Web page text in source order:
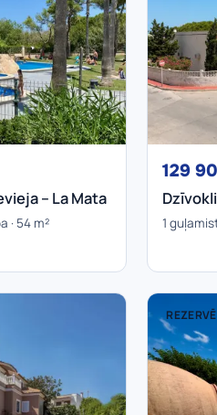
– La Mata
· 54 m²
129
1